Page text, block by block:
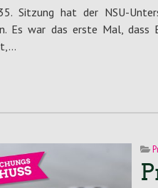
Sitzung hat der NSU-
Es war das erste Mal,